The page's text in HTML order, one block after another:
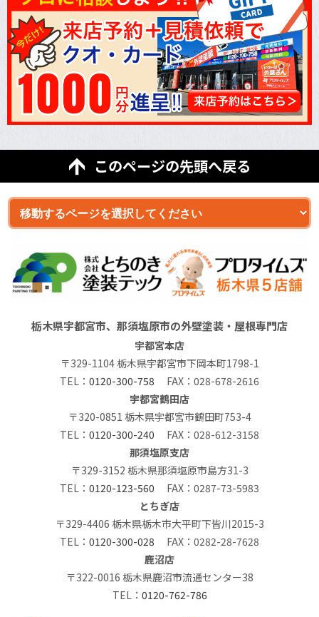
このページの先頭へ戻る
栃木県宇都宮市、那須塩原市の外壁塗装・屋根専門店
宇都宮本店
〒329-1104 栃木県宇都宮市下岡本町1798-1
TEL： 0120-300-758 FAX：028-678-2616
宇都宮鶴田店
〒320-0851 栃木県宇都宮市鶴田町753-4
TEL： 0120-300-240 FAX：028-612-3158
那須塩原支店
〒329-3152 栃木県那須塩原市島方31-3
TEL： 0120-123-560 FAX：0287-73-5983
とちぎ店
〒329-4406 栃木県栃木市大平町下皆川2015-3
TEL： 0120-300-028 FAX：0282-28-7628
鹿沼店
〒322-0016 栃木県鹿沼市流通センター38
TEL： 0120-762-786